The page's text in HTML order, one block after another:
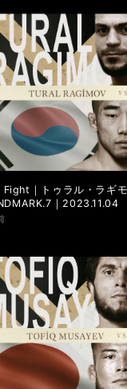
Fight｜トゥラル・ラギ
｜2023.11.04